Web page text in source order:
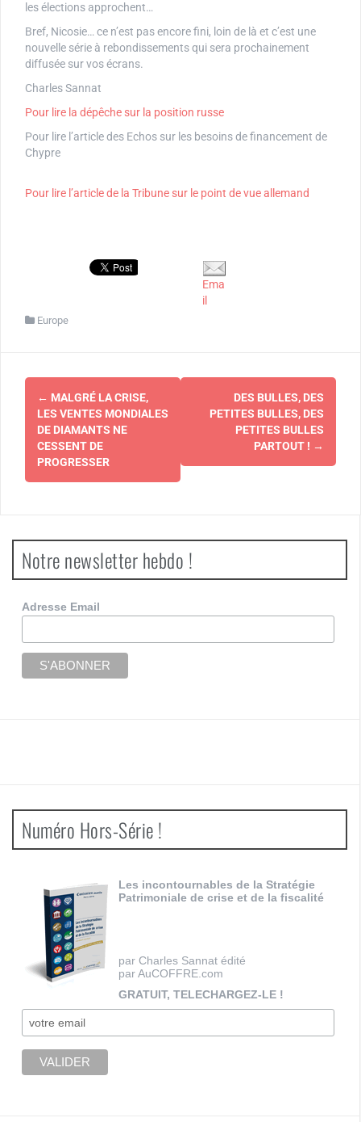
les élections approchent…
Bref, Nicosie… ce n’est pas encore fini, loin de là et c’est une
nouvelle série à rebondissements qui sera prochainement
diffusée sur vos écrans.
Charles Sannat
Pour lire la dépêche sur la position russe
Pour lire l’article des Echos sur les besoins de financement de
Chypre
Pour lire l’article de la Tribune sur le point de vue allemand
Ema
il
Europe
Navigation
d'article
← MALGRÉ LA CRISE,
LES VENTES MONDIALES
DE DIAMANTS NE
CESSENT DE
PROGRESSER
DES BULLES, DES
PETITES BULLES, DES
PETITES BULLES
PARTOUT ! →
Notre newsletter hebdo !
Adresse Email
Numéro Hors-Série !
Les incontournables de la Stratégie
Patrimoniale de crise et de la fiscalité
par Charles Sannat édité
par AuCOFFRE.com
GRATUIT, TELECHARGEZ-LE !